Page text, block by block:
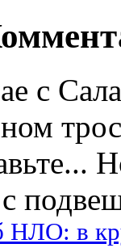
с
с
НЛО: в